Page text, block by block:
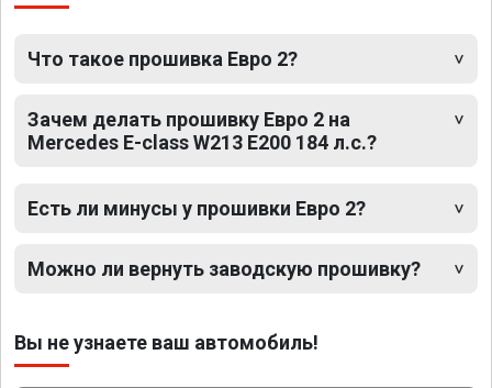
Что такое прошивка Евро 2?
Зачем делать прошивку Евро 2 на
Mercedes E-class W213 E200 184 л.с.?
Есть ли минусы у прошивки Евро 2?
Можно ли вернуть заводскую прошивку?
Вы не узнаете ваш автомобиль!